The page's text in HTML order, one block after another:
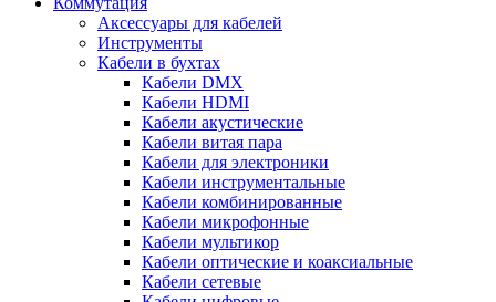
Аксессуары для кабелей
Инструменты
Кабели в бухтах
Кабели DMX
Кабели HDMI
Кабели акустические
Кабели витая пара
Кабели для электроники
Кабели инструментальные
Кабели комбинированные
Кабели микрофонные
Кабели мультикор
Кабели оптические и коаксиальные
Кабели сетевые